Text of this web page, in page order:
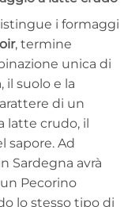
i formaggi
, termine
unica di
il suolo e la
di un
latte crudo, il
sapore. Ad
Sardegna avrà
Pecorino
lo stesso tipo di